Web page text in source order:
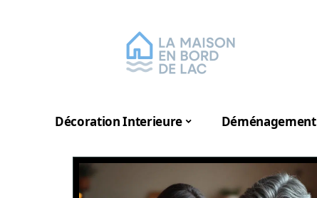
Décoration Interieure Déménagement